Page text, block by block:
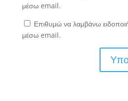
μέσω email.
Επιθυμώ να λαμβάνω
μέσω email.